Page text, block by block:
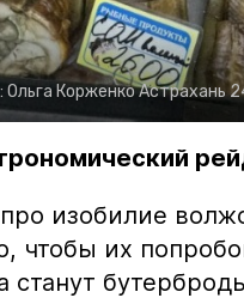
Ольга КорженкоАстрахань
про изобилие
чтобы их
станут